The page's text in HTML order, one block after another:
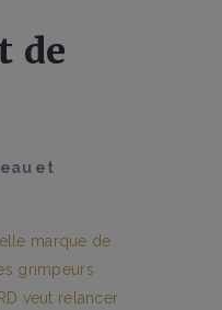
de
et
marque de
grimpeurs
veut relancer